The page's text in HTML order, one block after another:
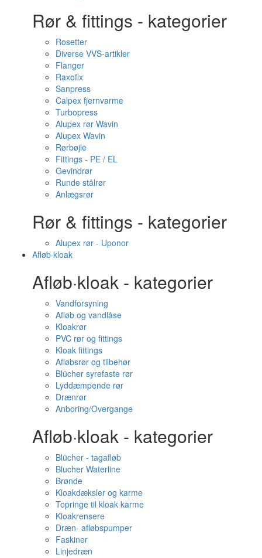
Rør & fittings - kategorier
Rosetter
Diverse VVS-artikler
Flanger
Raxofix
Sanpress
Calpex fjernvarme
Turbopress
Alupex rør Wavin
Alupex Wavin
Rørbøjle
Fittings - PE / EL
Gevindrør
Runde stålrør
Anlægsrør
Rør & fittings - kategorier
Alupex rør - Uponor
Afløb·kloak
Afløb·kloak - kategorier
Vandforsyning
Afløb og vandlåse
Kloakrør
PVC rør og fittings
Kloak fittings
Afløbsrør og tilbehør
Blücher syrefaste rør
Lyddæmpende rør
Drænrør
Anboring/Overgange
Afløb·kloak - kategorier
Blücher - tagafløb
Blucher Waterline
Brønde
Kloakdæksler og karme
Topringe til kloak karme
Kloakrensere
Dræn- afløbspumper
Faskiner
Linjedræn